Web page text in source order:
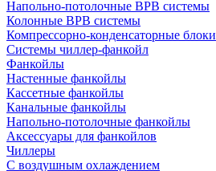
Напольно-потолочные ВРВ системы
Колонные ВРВ системы
Компрессорно-конденсаторные блоки
Системы чиллер-фанкойл
Фанкойлы
Настенные фанкойлы
Кассетные фанкойлы
Канальные фанкойлы
Напольно-потолочные фанкойлы
Аксессуары для фанкойлов
Чиллеры
С воздушным охлаждением